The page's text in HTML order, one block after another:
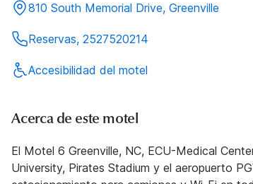
810 South Memorial Drive, Greenville
Reservas, 2527520214
Accesibilidad del motel
Acerca de este motel
El Motel 6 Greenville, NC, ECU-Medical
University, Pirates Stadium y el aeropuerto